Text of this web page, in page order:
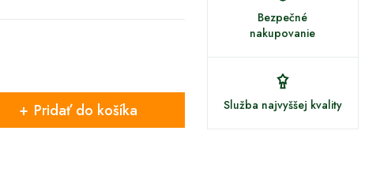
Pridať do košíka
Bezpečné
nakupovanie
Služba najvyššej kvality